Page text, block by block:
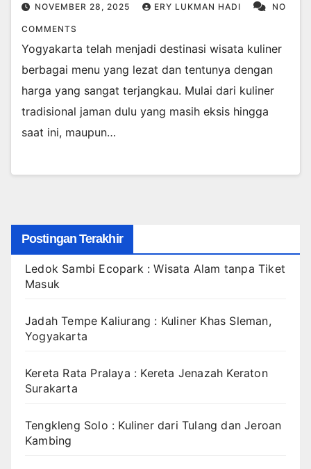
NOVEMBER 28, 2025 ERY LUKMAN HADI NO
COMMENTS
Yogyakarta telah menjadi destinasi wisata kuliner
berbagai menu yang lezat dan tentunya dengan
harga yang sangat terjangkau. Mulai dari kuliner
tradisional jaman dulu yang masih eksis hingga
saat ini, maupun…
Postingan Terakhir
Ledok Sambi Ecopark : Wisata Alam tanpa Tiket
Masuk
Jadah Tempe Kaliurang : Kuliner Khas Sleman,
Yogyakarta
Kereta Rata Pralaya : Kereta Jenazah Keraton
Surakarta
Tengkleng Solo : Kuliner dari Tulang dan Jeroan
Kambing